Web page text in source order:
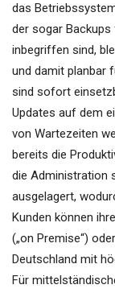
das
der sogar Backups
inbegriffen sind,
und damit planbar
sind sofort
Updates auf dem
von Wartezeiten
bereits die
die Administration
ausgelagert,
Kunden können
(„on Premise“)
Deutschland mit
Für